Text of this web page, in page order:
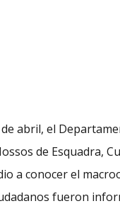
de abril, el
de Esquadra,
a conocer el
fueron